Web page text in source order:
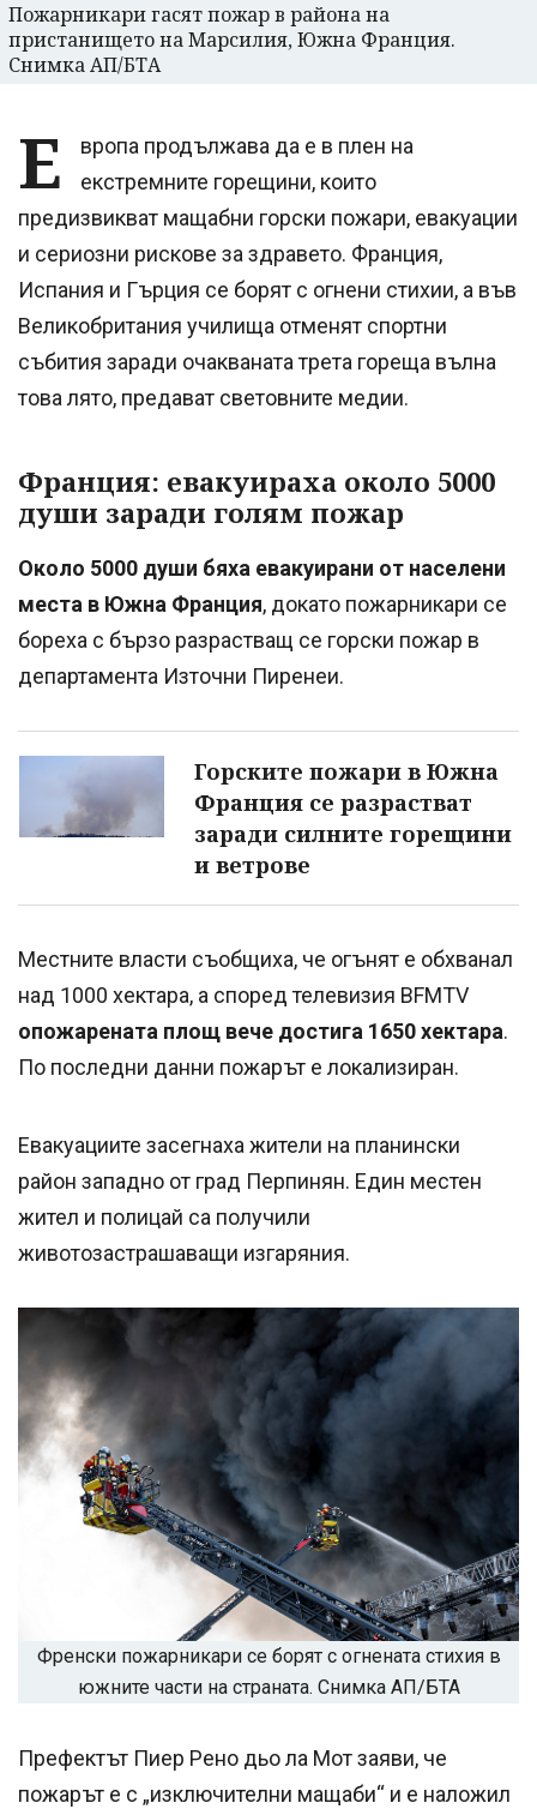
Пожарникари гасят пожар в района на
пристанището на Марсилия, Южна Франция.
Снимка АП/БТА
Е
вропа продължава да е в плен на
екстремните горещини, които
предизвикват мащабни горски пожари, евакуации
и сериозни рискове за здравето. Франция,
Испания и Гърция се борят с огнени стихии, а във
Великобритания училища отменят спортни
събития заради очакваната трета гореща вълна
това лято, предават световните медии.
Франция: евакуираха около 5000
души заради голям пожар
Около 5000 души бяха евакуирани от населени
места в Южна Франция, докато пожарникари се
бореха с бързо разрастващ се горски пожар в
департамента Източни Пиренеи.
Горските пожари в Южна
Франция се разрастват
заради силните горещини
и ветрове
Местните власти съобщиха, че огънят е обхванал
над 1000 хектара, а според телевизия BFMTV
опожарената площ вече достига 1650 хектара.
По последни данни пожарът е локализиран.
Евакуациите засегнаха жители на планински
район западно от град Перпинян. Един местен
жител и полицай са получили
животозастрашаващи изгаряния.
Френски пожарникари се борят с огнената стихия в
южните части на страната. Снимка АП/БТА
Префектът Пиер Рено дьо ла Мот заяви, че
пожарът е с „изключителни мащаби“ и е наложил